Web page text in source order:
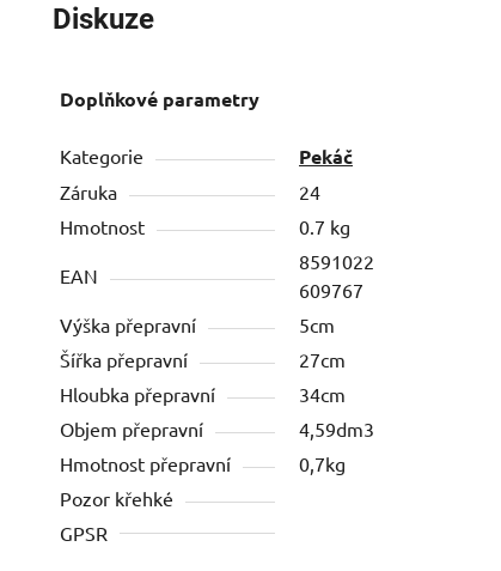
Diskuze
Doplňkové parametry
Kategorie Pekáč
Záruka
24
Hmotnost
0.7 kg
EAN
8591022
609767
Výška přepravní
5cm
Šířka přepravní
27cm
Hloubka přepravní
34cm
Objem přepravní
4,59dm3
Hmotnost přepravní
0,7kg
Pozor křehké
GPSR